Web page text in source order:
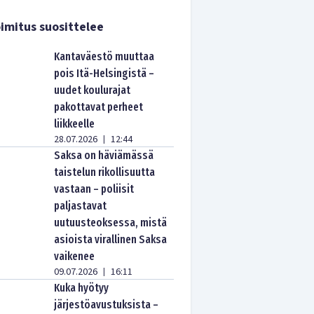
suosittelee
Kantaväestö muuttaa
pois Itä-Helsingistä –
uudet koulurajat
pakottavat perheet
liikkeelle
28.07.2026 | 12:44
Saksa on häviämässä
taistelun rikollisuutta
vastaan – poliisit
paljastavat
uutuusteoksessa, mistä
asioista virallinen Saksa
vaikenee
09.07.2026 | 16:11
Kuka hyötyy
järjestöavustuksista –